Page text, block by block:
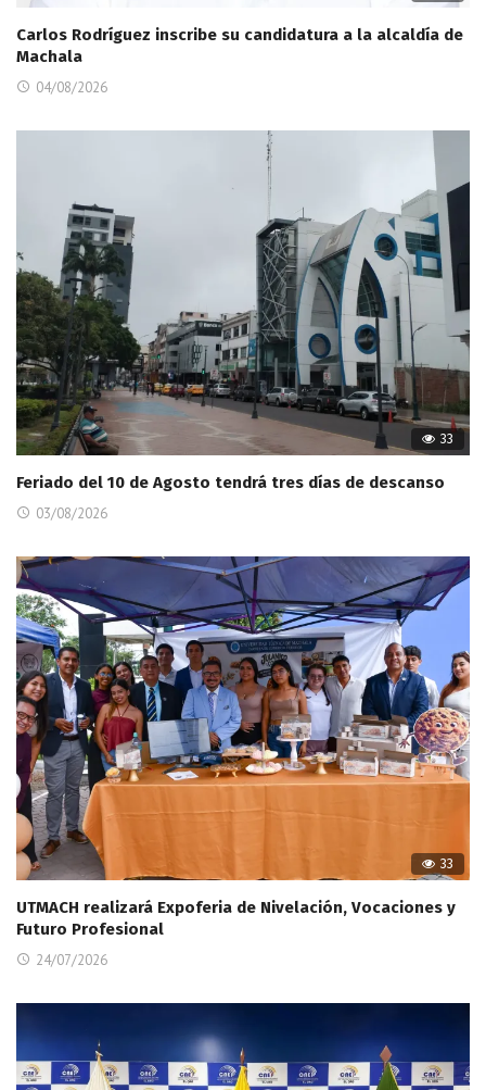
Carlos Rodríguez inscribe su candidatura a la alcaldía de
Machala
04/08/2026
33
Feriado del 10 de Agosto tendrá tres días de descanso
03/08/2026
33
UTMACH realizará Expoferia de Nivelación, Vocaciones y
Futuro Profesional
24/07/2026